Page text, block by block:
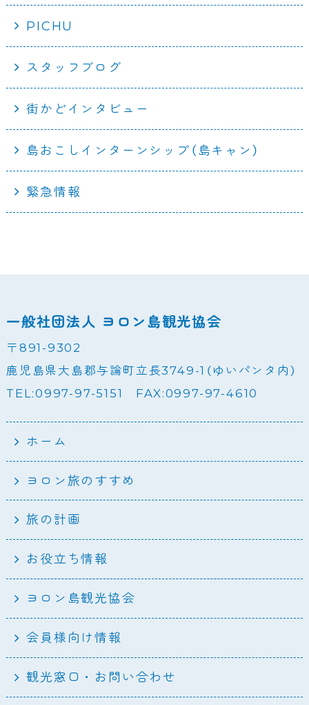
PICHU
スタッフブログ
街かどインタビュー
島おこしインターンシップ（島キャン）
緊急情報
一般社団法人 ヨロン島観光協会
〒891-9302
鹿児島県大島郡与論町立長3749-1（ゆいパンタ内）
TEL:0997-97-5151 FAX:0997-97-4610
ホーム
ヨロン旅のすすめ
旅の計画
お役立ち情報
ヨロン島観光協会
会員様向け情報
観光窓口・お問い合わせ